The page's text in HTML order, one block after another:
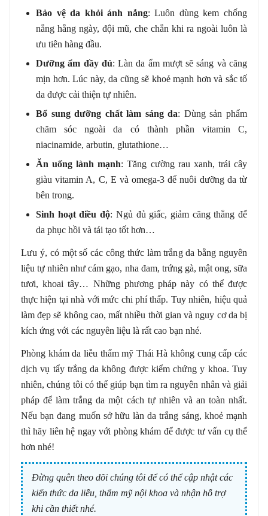
Bảo vệ da khỏi ánh nắng: Luôn dùng kem chống
nắng hằng ngày, đội mũ, che chắn khi ra ngoài luôn là
ưu tiên hàng đầu.
Dưỡng ẩm đầy đủ: Làn da ẩm mượt sẽ sáng và căng
mịn hơn. Lúc này, da cũng sẽ khoẻ mạnh hơn và sắc tố
da được cải thiện tự nhiên.
Bổ sung dưỡng chất làm sáng da: Dùng sản phẩm
chăm sóc ngoài da có thành phần vitamin C,
niacinamide, arbutin, glutathione…
Ăn uống lành mạnh: Tăng cường rau xanh, trái cây
giàu vitamin A, C, E và omega-3 để nuôi dưỡng da từ
bên trong.
Sinh hoạt điều độ: Ngủ đủ giấc, giảm căng thẳng để
da phục hồi và tái tạo tốt hơn…
Lưu ý, có một số các công thức làm trắng da bằng nguyên
liệu tự nhiên như cám gạo, nha đam, trứng gà, mật ong, sữa
tươi, khoai tây… Những phương pháp này có thể được
thực hiện tại nhà với mức chi phí thấp. Tuy nhiên, hiệu quả
làm đẹp sẽ không cao, mất nhiều thời gian và nguy cơ da bị
kích ứng với các nguyên liệu là rất cao bạn nhé.
Phòng khám da liễu thẩm mỹ Thái Hà không cung cấp các
dịch vụ tẩy trắng da không được kiểm chứng y khoa. Tuy
nhiên, chúng tôi có thể giúp bạn tìm ra nguyên nhân và giải
pháp để làm trắng da một cách tự nhiên và an toàn nhất.
Nếu bạn đang muốn sở hữu làn da trắng sáng, khoẻ mạnh
thì hãy liên hệ ngay với phòng khám để được tư vấn cụ thể
hơn nhé!
Đừng quên theo dõi chúng tôi để có thể cập nhật các
kiến thức da liễu, thẩm mỹ nội khoa và nhận hỗ trợ
khi cần thiết nhé.